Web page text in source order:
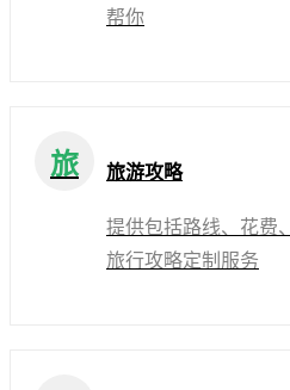
帮你
旅 旅游攻略
提供包括路线、花费
旅行攻略定制服务